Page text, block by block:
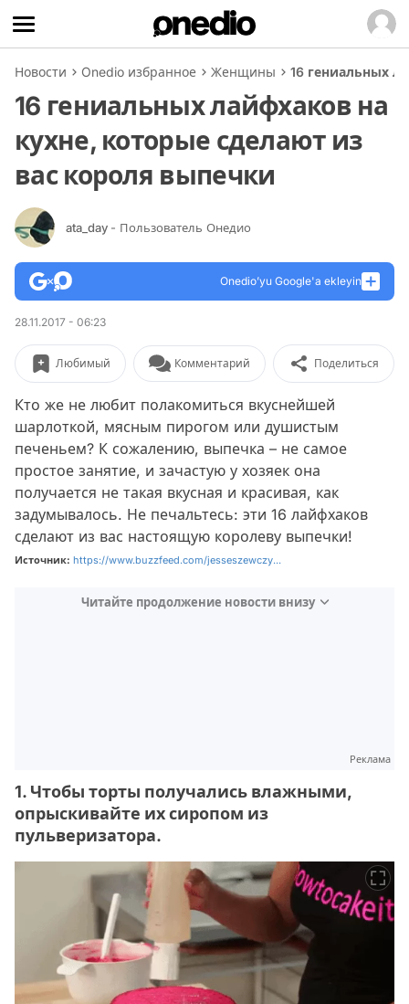
Новости Onedio избранное Женщины 16 гениальных
16 гениальных лайфхаков на
кухне, которые сделают из
вас короля выпечки
ata_day - Пользователь Онедио
Onedio’yu Google'a ekleyin
28.11.2017 - 06:23
Любимый Комментарий Поделиться
Кто же не любит полакомиться вкуснейшей
шарлоткой, мясным пирогом или душистым
печеньем? К сожалению, выпечка – не самое
простое занятие, и зачастую у хозяек она
получается не такая вкусная и красивая, как
задумывалось. Не печальтесь: эти 16 лайфхаков
сделают из вас настоящую королеву выпечки!
Источник: https://www.buzzfeed.com/jesseszewczy...
Читайте продолжение новости внизу
Реклама
1. Чтобы торты получались влажными,
опрыскивайте их сиропом из
пульверизатора.